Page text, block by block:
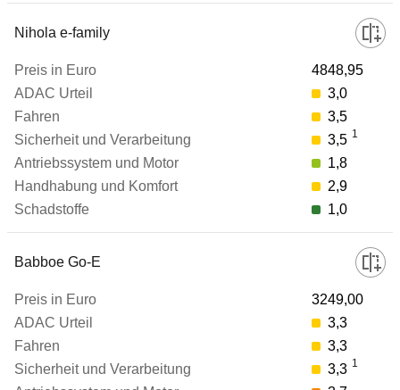
zum Vergleich hinzufügen
Nihola e-family
4848,95
3,0
3,5
3,5 1
1,8
2,9
1,0
Babboe Go-E
3249,00
3,3
3,3
3,3 1